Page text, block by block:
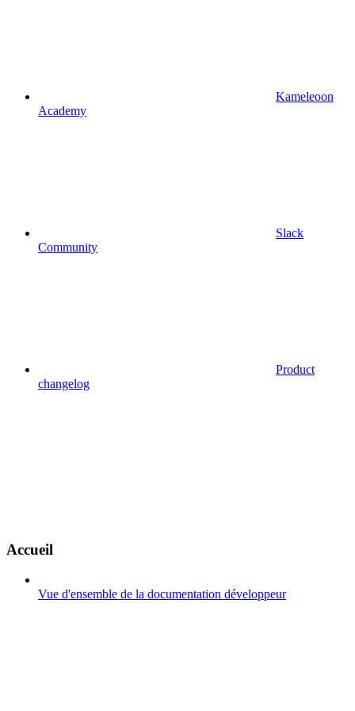
Kameleoon
Academy
Slack
Community
Product
changelog
Accueil
Vue d'ensemble de la documentation développeur